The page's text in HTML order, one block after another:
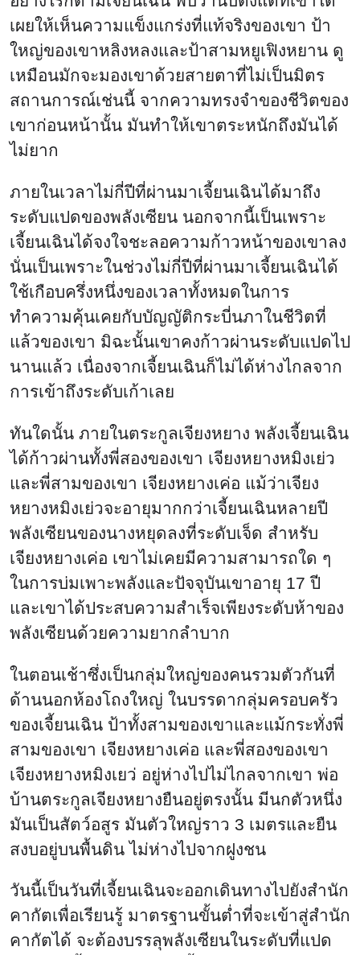
เผยให้เห็นความแข็งแกร่งที่แท้จริงของเขา ป้า
ใหญ่ของเขาหลิงหลงและป้าสามหยูเฟิงหยาน ดู
เหมือนมักจะมองเขาด้วยสายตาที่ไม่เป็นมิตร
สถานการณ์เช่นนี้ จากความทรงจำของชีวิตของ
เขาก่อนหน้านั้น มันทำให้เขาตระหนักถึงมันได้
ไม่ยาก
ภายในเวลาไม่กี่ปีที่ผ่านมาเจี้ยนเฉินได้มาถึง
ระดับแปดของพลังเซียน นอกจากนี้เป็นเพราะ
เจี้ยนเฉินได้จงใจชะลอความก้าวหน้าของเขาลง
นั่นเป็นเพราะในช่วงไม่กี่ปีที่ผ่านมาเจี้ยนเฉินได้
ใช้เกือบครึ่งหนึ่งของเวลาทั้งหมดในการ
ทำความคุ้นเคยกับบัญญัติกระบี่นภาในชีวิตที่
แล้วของเขา มิฉะนั้นเขาคงก้าวผ่านระดับแปดไป
นานแล้ว เนื่องจากเจี้ยนเฉินก็ไม่ได้ห่างไกลจาก
การเข้าถึงระดับเก้าเลย
ทันใดนั้น ภายในตระกูลเจียงหยาง พลังเจี้ยนเฉิน
ได้ก้าวผ่านทั้งพี่สองของเขา เจียงหยางหมิงเย่ว
และพี่สามของเขา เจียงหยางเค่อ แม้ว่าเจียง
หยางหมิงเย่วจะอายุมากกว่าเจี้ยนเฉินหลายปี
พลังเซียนของนางหยุดลงที่ระดับเจ็ด สำหรับ
เจียงหยางเค่อ เขาไม่เคยมีความสามารถใด ๆ
ในการบ่มเพาะพลังและปัจจุบันเขาอายุ 17 ปี
และเขาได้ประสบความสำเร็จเพียงระดับห้าของ
พลังเซียนด้วยความยากลำบาก
ในตอนเช้าซึ่งเป็นกลุ่มใหญ่ของคนรวมตัวกันที่
ด้านนอกห้องโถงใหญ่ ในบรรดากลุ่มครอบครัว
ของเจี้ยนเฉิน ป้าทั้งสามของเขาและแม้กระทั่งพี่
สามของเขา เจียงหยางเค่อ และพี่สองของเขา
เจียงหยางหมิงเยว่ อยู่ห่างไปไม่ไกลจากเขา พ่อ
บ้านตระกูลเจียงหยางยืนอยู่ตรงนั้น มีนกตัวหนึ่ง
มันเป็นสัตว์อสูร มันตัวใหญ่ราว 3 เมตรและยืน
สงบอยู่บนพื้นดิน ไม่ห่างไปจากฝูงชน
วันนี้เป็นวันที่เจี้ยนเฉินจะออกเดินทางไปยังสำนัก
คากัตเพื่อเรียนรู้ มาตรฐานขั้นต่ำที่จะเข้าสู่สำนัก
คากัตได้ จะต้องบรรลุพลังเซียนในระดับที่แปด